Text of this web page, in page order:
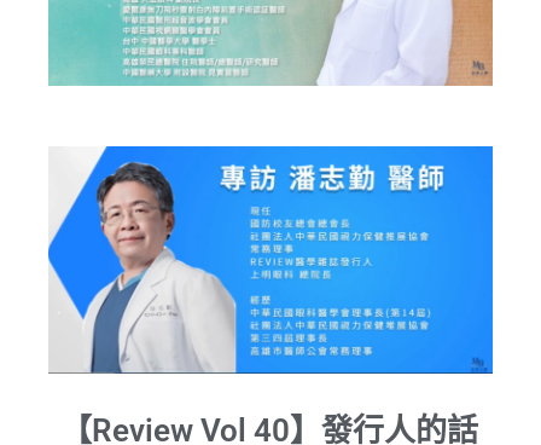
【Review Vol 40】發行人的話